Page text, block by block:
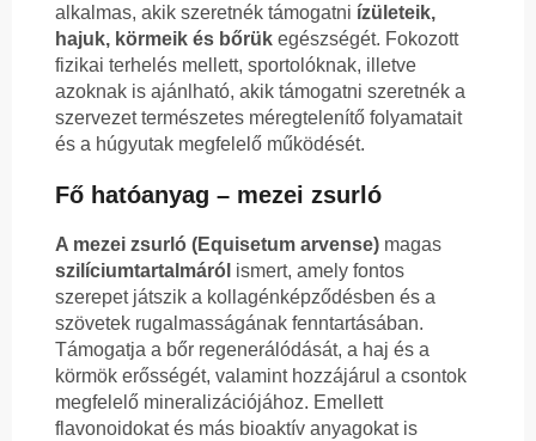
alkalmas, akik szeretnék támogatni ízületeik,
hajuk, körmeik és bőrük egészségét. Fokozott
fizikai terhelés mellett, sportolóknak, illetve
azoknak is ajánlható, akik támogatni szeretnék a
szervezet természetes méregtelenítő folyamatait
és a húgyutak megfelelő működését.
Fő hatóanyag – mezei zsurló
A mezei zsurló (Equisetum arvense) magas
szilíciumtartalmáról ismert, amely fontos
szerepet játszik a kollagénképződésben és a
szövetek rugalmasságának fenntartásában.
Támogatja a bőr regenerálódását, a haj és a
körmök erősségét, valamint hozzájárul a csontok
megfelelő mineralizációjához. Emellett
flavonoidokat és más bioaktív anyagokat is